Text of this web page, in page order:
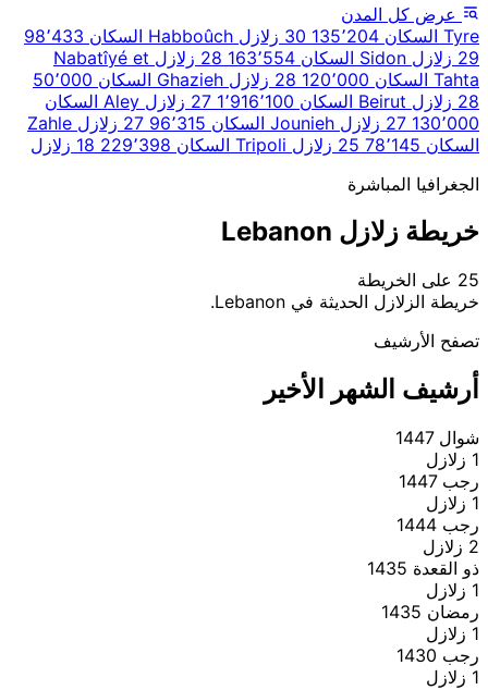
عرض كل المدن
Tyre السكان 135٬204 30 زلازل Habboûch السكان 98٬433
29 زلازل
Sidon السكان 163٬554 28 زلازل
Nabatîyé et
Tahta السكان 120٬000 28 زلازل Ghazieh السكان 50٬000
28 زلازل
Beirut السكان 1٬916٬100 27 زلازل Aley السكان
130٬000 27 زلازل Jounieh السكان 96٬315 27 زلازل
Zahle
السكان 78٬145
25 زلازل Tripoli السكان 229٬398
18 زلازل
الجغرافيا المباشرة
خريطة زلازل Lebanon
25 على الخريطة
Leaflet
© OpenStreetMap contributors
خريطة الزلازل الحديثة في Lebanon.
تصفح الأرشيف
أرشيف الشهر الأخير
شوال 1447
1 زلازل
رجب 1447
1 زلازل
رجب 1444
2 زلازل
ذو القعدة 1435
1 زلازل
رمضان 1435
1 زلازل
رجب 1430
1 زلازل